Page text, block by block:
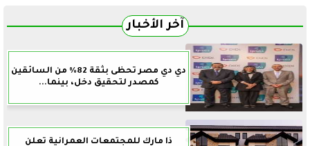
آخر الأخبار
دي دي مصر تحظى بثقة 82% من السائقين
كمصدر لتحقيق دخل، بينما...
ذا مارك للمجتمعات العمرانية تعلن